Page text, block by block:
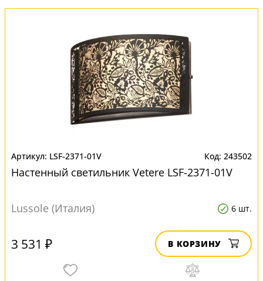
LSF-2371-01V 243502
Настенный светильник Vetere LSF-2371-01V
Lussole (Италия) 6 шт.
3 531 ₽ В КОРЗИНУ